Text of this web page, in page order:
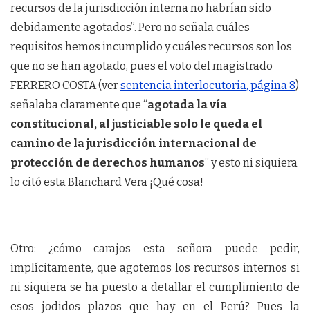
recursos de la jurisdicción interna no habrían sido
debidamente agotados”. Pero no señala cuáles
requisitos hemos incumplido y cuáles recursos son los
que no se han agotado, pues el voto del magistrado
FERRERO COSTA (versentencia interlocutoria, página 8)
señalaba claramente que “agotada la vía
constitucional, al justiciable solo le queda el
camino de la jurisdicción internacional de
protección de derechos humanos” y esto ni siquiera
lo citó esta Blanchard Vera ¡Qué cosa!
Otro: ¿cómo carajos esta señora puede pedir,
implícitamente, que agotemos los recursos internos si
ni siquiera se ha puesto a detallar el cumplimiento de
esos jodidos plazos que hay en el Perú? Pues la